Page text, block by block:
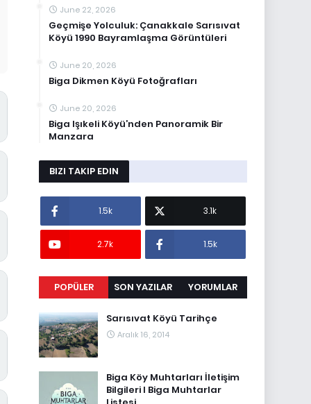
June 22, 2026
Geçmişe Yolculuk: Çanakkale Sarısıvat
Köyü 1990 Bayramlaşma Görüntüleri
June 20, 2026
Biga Dikmen Köyü Fotoğrafları
June 20, 2026
Biga Işıkeli Köyü’nden Panoramik Bir
Manzara
BIZI TAKIP EDIN
1.5k 3.1k
2.7k 1.5k
POPÜLER SON YAZILAR YORUMLAR
Sarısıvat Köyü Tarihçe
Aralık 16, 2014
Biga Köy Muhtarları İletişim
Bilgileri I Biga Muhtarlar